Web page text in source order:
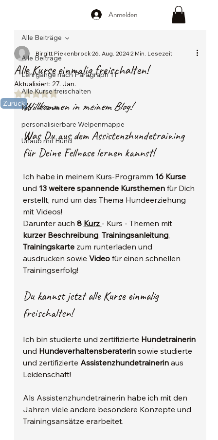
Anmelden
Alle Beiträge
Lehrgänge nach Paragraph 11
Alle Kurse freischalten
Kurz - Kurse
personalisierbare Welpenmappe
Urlaub mit Hund
Alle Beiträge
Alle Kurse einmalig freischalten!
Birgitt Piekenbrock26. Aug. 20242 Min. Lesezeit
Aktualisiert: 27. Jan.
Mit NaN von 5 Sternen bewertet.
Willkommen in meinem Blog!
Was Du aus dem Assistenzhundetraining
für Deine Fellnase lernen kannst!
Ich habe in meinem Kurs-Programm 16 Kurse
und 13 weitere spannende Kursthemen für Dich
erstellt, rund um das Thema Hundeerziehung
mit Videos!
Darunter auch 8 Kurz - Kurs - Themen mit
kurzer Beschreibung, Trainingsanleitung,
Trainingskarte zum runterladen und
ausdrucken sowie Video für einen schnellen
Trainingserfolg!
Du kannst jetzt alle Kurse einmalig
freischalten!
Ich bin studierte und zertifizierte Hundetrainerin
und Hundeverhaltensberaterin sowie studierte
und zertifizierte Assistenzhundetrainerin aus
Leidenschaft!
Als Assistenzhundetrainerin habe ich mit den
Jahren viele andere besondere Konzepte und
Trainingsansätze erarbeitet.
Zurück